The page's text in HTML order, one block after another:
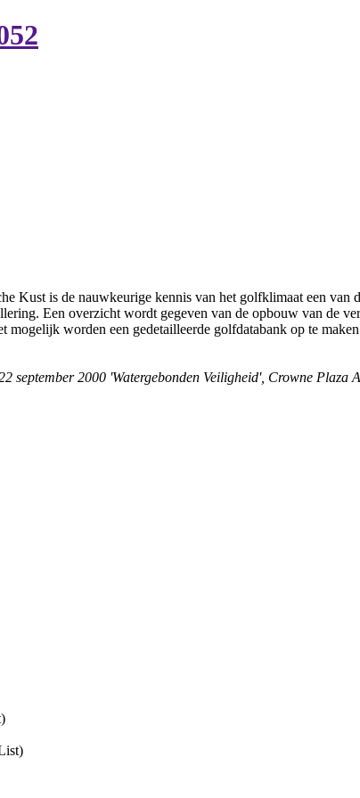
Kust is de nauwkeurige kennis van het golfklimaat een van
Een overzicht wordt gegeven van de opbouw van de
worden een gedetailleerde golfdatabank op te
september 2000 'Watergebonden Veiligheid', Crowne Plaza